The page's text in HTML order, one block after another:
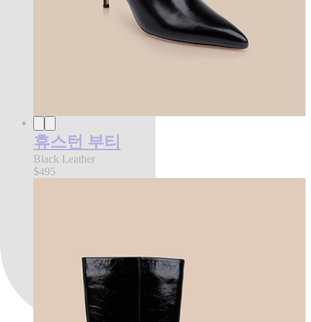
휴스턴 부티
Black Leather
$495